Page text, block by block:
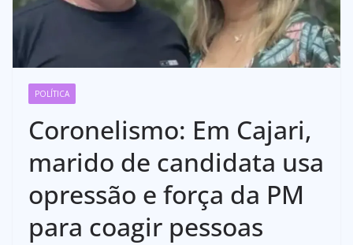
POLÍTICA
Coronelismo: Em Cajari,
marido de candidata usa
opressão e força da PM
para coagir pessoas